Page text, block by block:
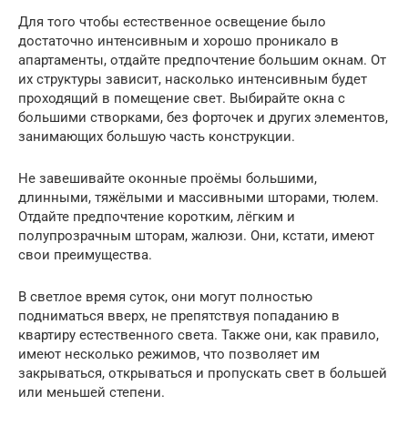
Для того чтобы естественное освещение было
достаточно интенсивным и хорошо проникало в
апартаменты, отдайте предпочтение большим окнам. От
их структуры зависит, насколько интенсивным будет
проходящий в помещение свет. Выбирайте окна с
большими створками, без форточек и других элементов,
занимающих большую часть конструкции.
Не завешивайте оконные проёмы большими,
длинными, тяжёлыми и массивными шторами, тюлем.
Отдайте предпочтение коротким, лёгким и
полупрозрачным шторам, жалюзи. Они, кстати, имеют
свои преимущества.
В светлое время суток, они могут полностью
подниматься вверх, не препятствуя попаданию в
квартиру естественного света. Также они, как правило,
имеют несколько режимов, что позволяет им
закрываться, открываться и пропускать свет в большей
или меньшей степени.